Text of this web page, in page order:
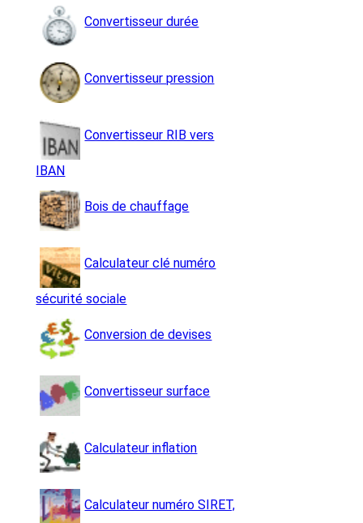
Convertisseur durée
Convertisseur pression
Convertisseur RIB vers
IBAN
Bois de chauffage
Calculateur clé numéro
sécurité sociale
Conversion de devises
Convertisseur surface
Calculateur inflation
Calculateur numéro SIRET,